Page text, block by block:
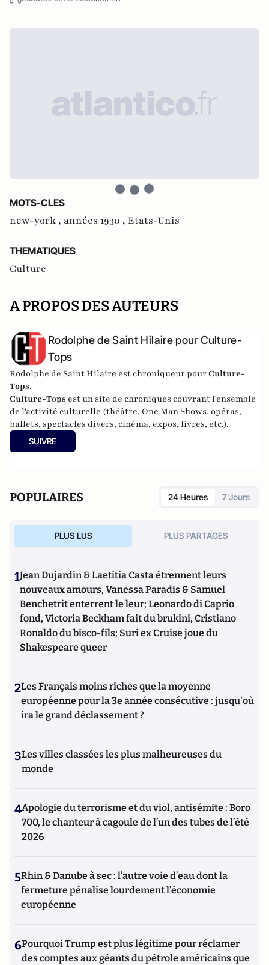
MOTS-CLES
new-york , années 1930 , Etats-Unis
THEMATIQUES
Culture
A PROPOS DES AUTEURS
Rodolphe de Saint Hilaire pour Culture-
Tops
Rodolphe de Saint Hilaire est chroniqueur pourCulture-
Tops.
Culture-Tops est un site de chroniques couvrant l'ensemble
de l'activité culturelle (théâtre, One Man Shows, opéras,
ballets, spectacles divers, cinéma, expos, livres, etc.).
SUIVRE
POPULAIRES 24 Heures 7 Jours
PLUS LUS PLUS PARTAGES
1Jean Dujardin & Laetitia Casta étrennent leurs
nouveaux amours, Vanessa Paradis & Samuel
Benchetrit enterrent le leur; Leonardo di Caprio
fond, Victoria Beckham fait du brukini, Cristiano
Ronaldo du bisco-fils; Suri ex Cruise joue du
Shakespeare queer
2Les Français moins riches que la moyenne
européenne pour la 3e année consécutive : jusqu'où
ira le grand déclassement ?
3Les villes classées les plus malheureuses du
monde
4Apologie du terrorisme et du viol, antisémite : Boro
700, le chanteur à cagoule de l’un des tubes de l’été
2026
5Rhin & Danube à sec : l’autre voie d’eau dont la
fermeture pénalise lourdement l’économie
européenne
6Pourquoi Trump est plus légitime pour réclamer
des comptes aux géants du pétrole américains que